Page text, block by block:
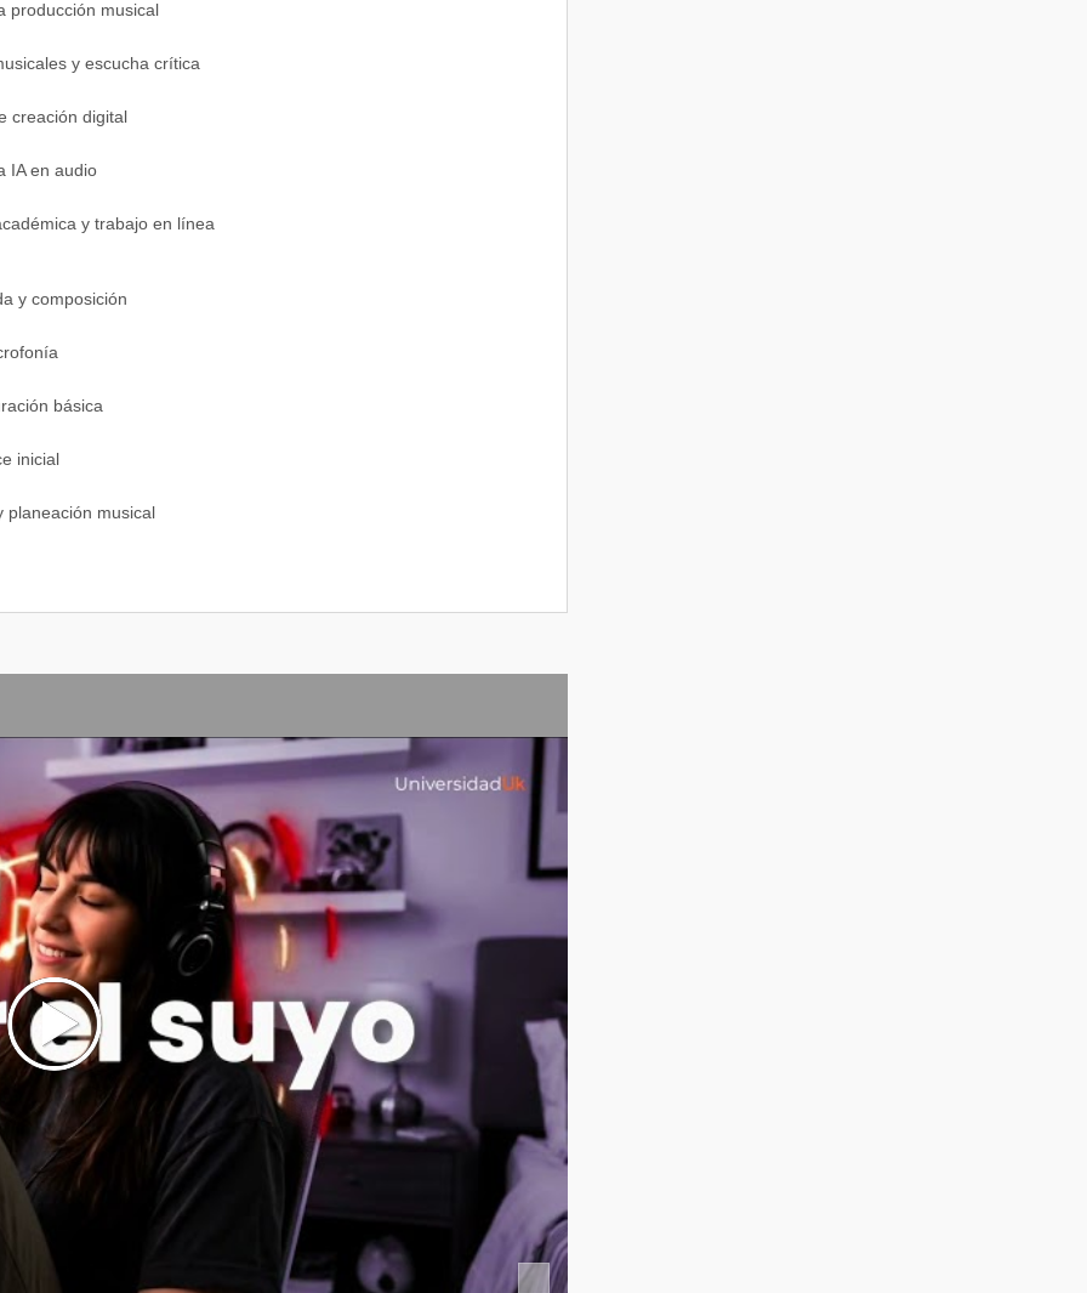
de Desarrollo
producción musical
y escucha crítica
creación digital
IA en audio
y trabajo en línea
y composición
básica
inicial
planeación musical
música y medios
en línea
y contextos
y procesamiento
y espacialidad
flujo de mezcla eficiente
medios
y adaptativa
auditiva